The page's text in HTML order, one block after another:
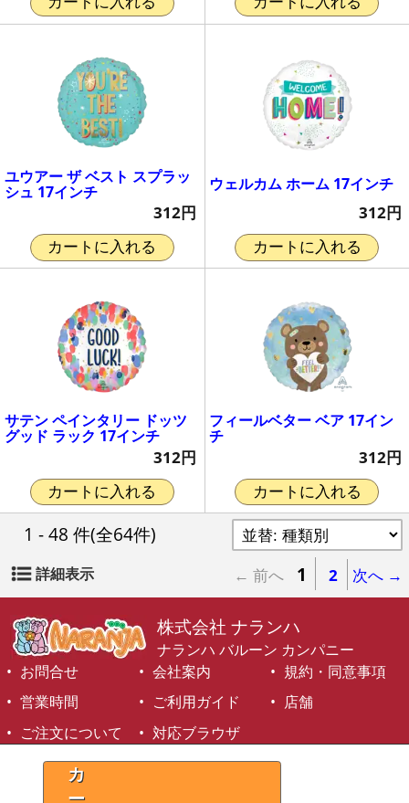
ユウアー ザ ベスト スプラッ
シュ 17インチ
312円
カートに入れる
ウェルカム ホーム 17インチ
312円
カートに入れる
サテン ペインタリー ドッツ
グッド ラック 17インチ
312円
カートに入れる
フィールベター ベア 17イン
チ
312円
カートに入れる
1 - 48 件(全64件)
詳細表示 ← 前へ 1 2 次へ →
カ
ー
株式会社 ナランハ
ナランハ バルーン カンパニー
お問合せ
会社案内
規約・同意事項
営業時間
ご利用ガイド
店舗
ご注文について
対応ブラウザ
©1999-2026 NARANJA Inc. All Rights Reserved.